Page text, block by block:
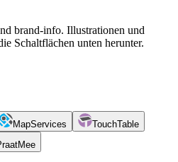
brand-info. Illustrationen und
Schaltflächen unten herunter.
MapServices
TouchTable